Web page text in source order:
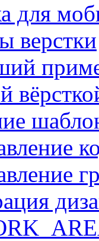
для
верстки